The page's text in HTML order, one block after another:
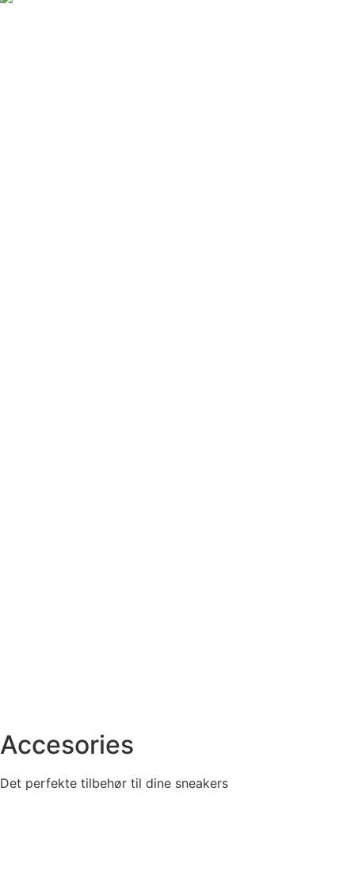
Accesories
Det perfekte tilbehør til dine sneakers